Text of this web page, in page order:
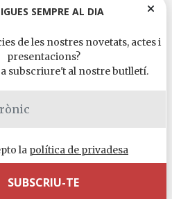
i de modestes victòries. El
el lector s’endinsa en el seu
un dels elements més
és un llenguatge que voreja el
una voluntat poètica que es fa
de la prosa i en la singularitat
de la novel·la hi ha la memòria,
de la memòria; la impossibilitat
i la vinculació d’aquesta
això, ho escric això, i m’ho
fossin monedes, riqueses, lluny
Lilly Bere es pregunta quin és el
SEMPRE AL DIA
de les nostres novetats, actes i
presentacions?
subscriure't al nostre butlletí.
la política de privadesa